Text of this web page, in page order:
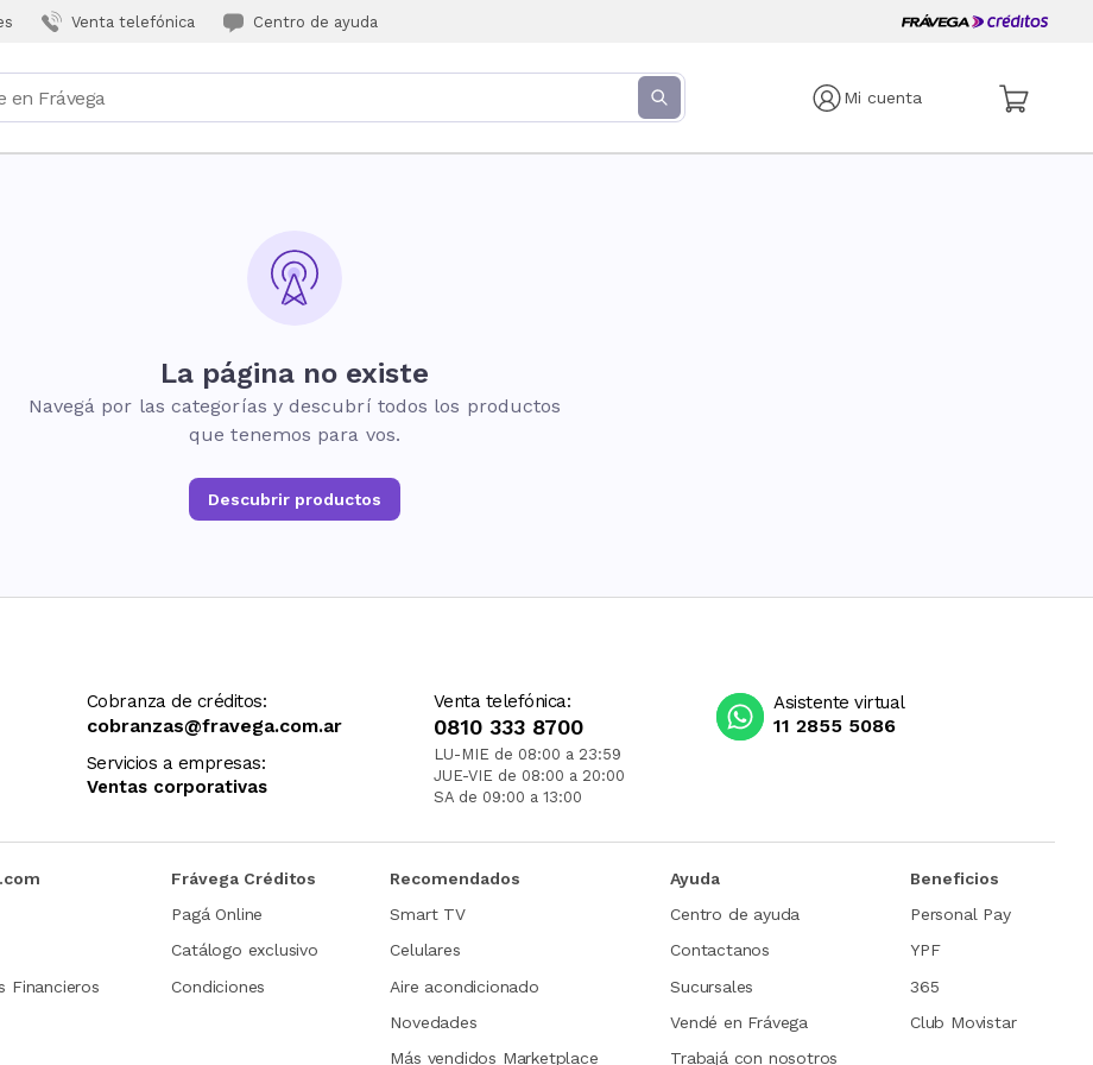
Venta telefónica Centro de ayuda
Mi cuenta
La página no existe
Navegá por las categorías y descubrí todos los productos
que tenemos para vos.
Descubrir productos
Cobranza de créditos:
cobranzas@fravega.com.ar
Servicios a empresas:
Ventas corporativas
Venta telefónica:
0810 333 8700
LU-MIE de 08:00 a 23:59
JUE-VIE de 08:00 a 20:00
SA de 09:00 a 13:00
Asistente virtual
11 2855 5086
Financieros
Frávega Créditos
Pagá Online
Catálogo exclusivo
Condiciones
Recomendados
Smart TV
Celulares
Aire acondicionado
Novedades
Más vendidos Marketplace
Ayuda
Centro de ayuda
Contactanos
Sucursales
Vendé en Frávega
Trabajá con nosotros
Beneficios
Personal Pay
YPF
365
Club Movistar